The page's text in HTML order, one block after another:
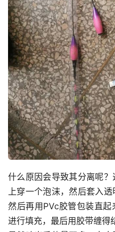
什么原因会导致其分离呢
上穿一个泡沫，然后套入透
然后再用PVc胶管包装直
进行填充，最后用胶带缠得